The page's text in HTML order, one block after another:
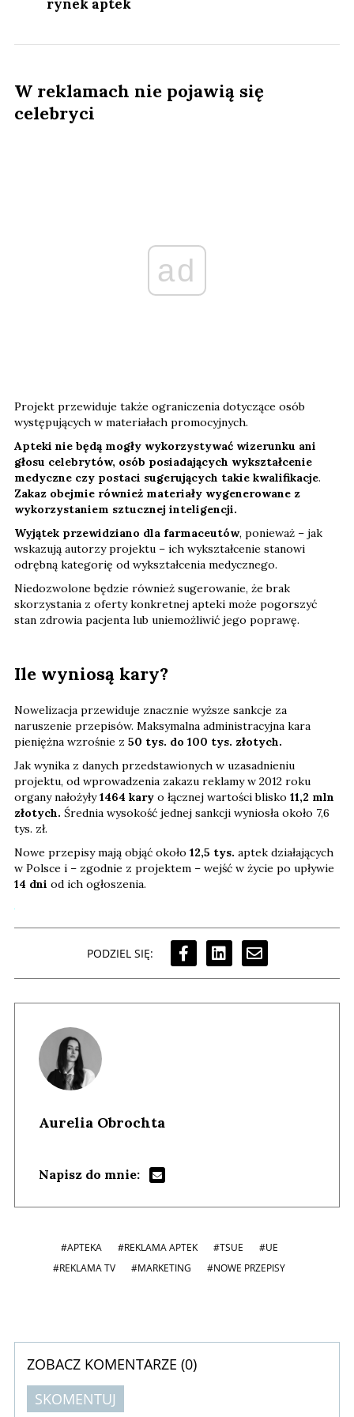
rynek aptek
W reklamach nie pojawią się
celebryci
ad
Projekt przewiduje także ograniczenia dotyczące osób
występujących w materiałach promocyjnych.
Apteki nie będą mogły wykorzystywać wizerunku ani
głosu celebrytów, osób posiadających wykształcenie
medyczne czy postaci sugerujących takie kwalifikacje.
Zakaz obejmie również materiały wygenerowane z
wykorzystaniem sztucznej inteligencji.
Wyjątek przewidziano dla farmaceutów, ponieważ – jak
wskazują autorzy projektu – ich wykształcenie stanowi
odrębną kategorię od wykształcenia medycznego.
Niedozwolone będzie również sugerowanie, że brak
skorzystania z oferty konkretnej apteki może pogorszyć
stan zdrowia pacjenta lub uniemożliwić jego poprawę.
Ile wyniosą kary?
Nowelizacja przewiduje znacznie wyższe sankcje za
naruszenie przepisów. Maksymalna administracyjna kara
pieniężna wzrośnie z 50 tys. do 100 tys. złotych.
Jak wynika z danych przedstawionych w uzasadnieniu
projektu, od wprowadzenia zakazu reklamy w 2012 roku
organy nałożyły1464 kary o łącznej wartości blisko 11,2 mln
złotych. Średnia wysokość jednej sankcji wyniosła około 7,6
tys. zł.
Nowe przepisy mają objąć około 12,5 tys. aptek działających
w Polsce i – zgodnie z projektem – wejść w życie po upływie
14 dni od ich ogłoszenia.
PODZIEL SIĘ:
Aurelia Obrochta
Napisz do mnie:
#APTEKA #REKLAMA APTEK #TSUE
#UE
#REKLAMA TV
#MARKETING #NOWE PRZEPISY
ZOBACZ KOMENTARZE (0)
SKOMENTUJ